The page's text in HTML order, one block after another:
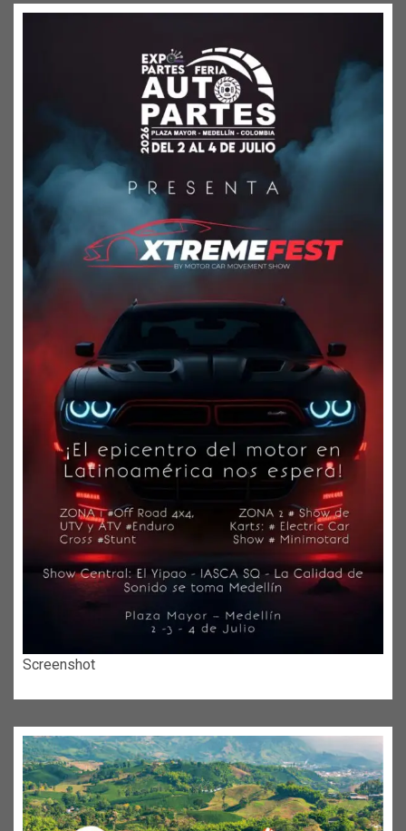
Screenshot